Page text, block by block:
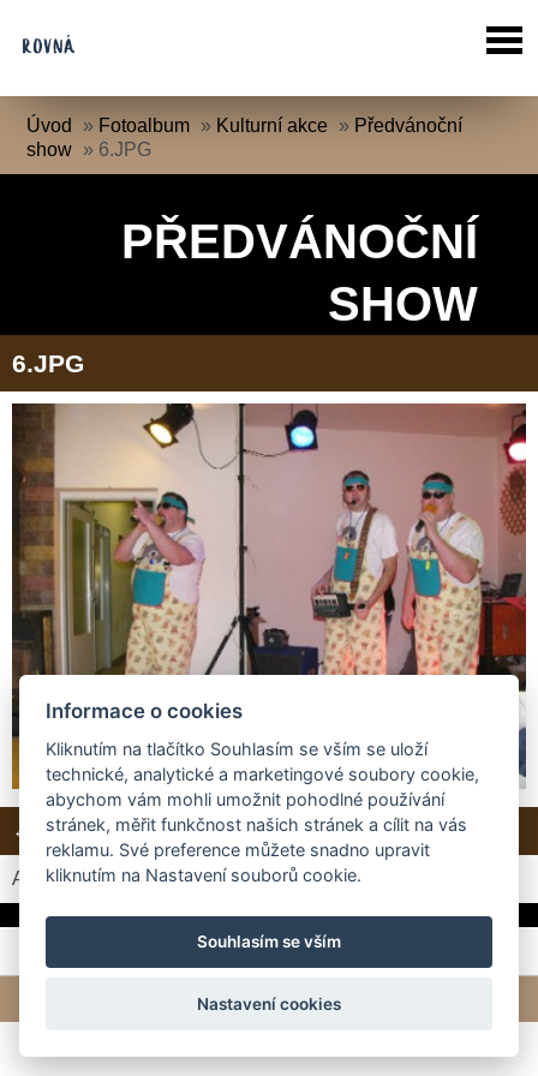
Úvod » Fotoalbum » Kulturní akce » Předvánoční
show » 6.JPG
PŘEDVÁNOČNÍ
SHOW
6.JPG
← Předchozí Další → Zpět do složky
Automatické procházení: 3|4|5| 6|7(čas ve vteřinách)
© 2026 eStránky.cz | Tvorba webových stránek
Informace o cookies
Kliknutím na tlačítko Souhlasím se vším se uloží
technické, analytické a marketingové soubory cookie,
abychom vám mohli umožnit pohodlné používání
stránek, měřit funkčnost našich stránek a cílit na vás
reklamu. Své preference můžete snadno upravit
kliknutím na Nastavení souborů cookie.
Souhlasím se vším
Nastavení cookies